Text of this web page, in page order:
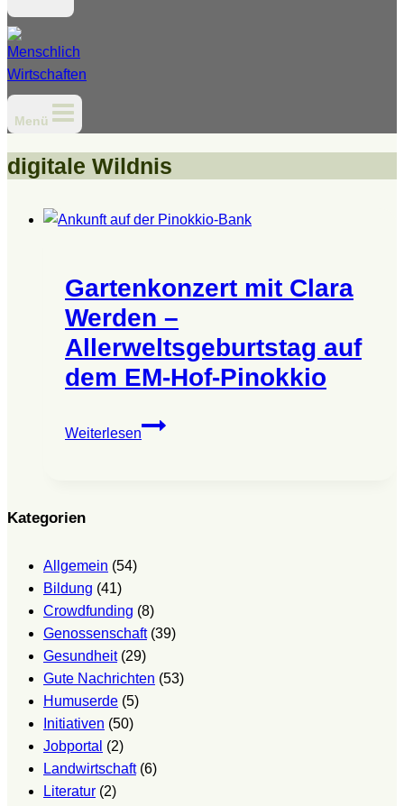
Menü
digitale Wildnis
Gartenkonzert mit Clara
Werden –
Allerweltsgeburtstag auf
dem EM-Hof-Pinokkio
Weiterlesen
Gartenkonzert
EM-
Hof-
Pinokkio
Kategorien
Allgemein (54)
Bildung (41)
Crowdfunding (8)
Genossenschaft(39)
Gesundheit(29)
Gute Nachrichten (53)
Humuserde (5)
Initiativen (50)
Jobportal (2)
Landwirtschaft(6)
Literatur (2)